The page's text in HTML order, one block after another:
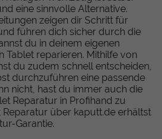
eine sinnvolle Alternative.
zeigen dir Schritt für
führen dich sicher durch die
du in deinem eigenen
Tablet reparieren. Mithilfe von
du zudem schnell entscheiden,
durchzuführen eine passende
nicht, hast du immer auch die
Reparatur in Profihand zu
Reparatur über kaputt.de erhältst
Garantie.